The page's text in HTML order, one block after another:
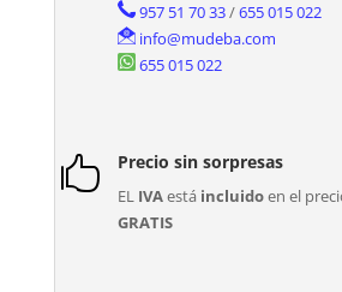
957 51 70 33/655 015 022
info@mudeba.com
655 015 022
 Precio sin sorpresas
EL IVAestá incluidoen el
GRATIS